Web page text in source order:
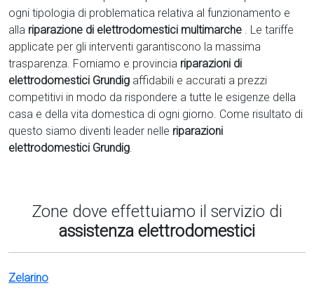
ogni tipologia di problematica relativa al funzionamento e
alla riparazione di elettrodomestici multimarche . Le tariffe
applicate per gli interventi garantiscono la massima
trasparenza. Forniamo e provincia riparazioni di
elettrodomestici Grundig affidabili e accurati a prezzi
competitivi in modo da rispondere a tutte le esigenze della
casa e della vita domestica di ogni giorno. Come risultato di
questo siamo diventi leader nelle riparazioni
elettrodomestici Grundig.
Zone dove effettuiamo il servizio di
assistenza elettrodomestici
Zelarino